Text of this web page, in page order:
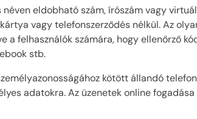
eldobható szám, írószám vagy
vagy telefonszerződés nélkül. Az
a felhasználók számára, hogy ellenőrző
stb.
kötött állandó
adatokra. Az üzenetek online